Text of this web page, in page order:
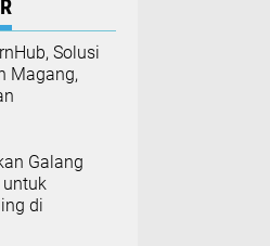
Solusi
Magang,
Galang
untuk
di